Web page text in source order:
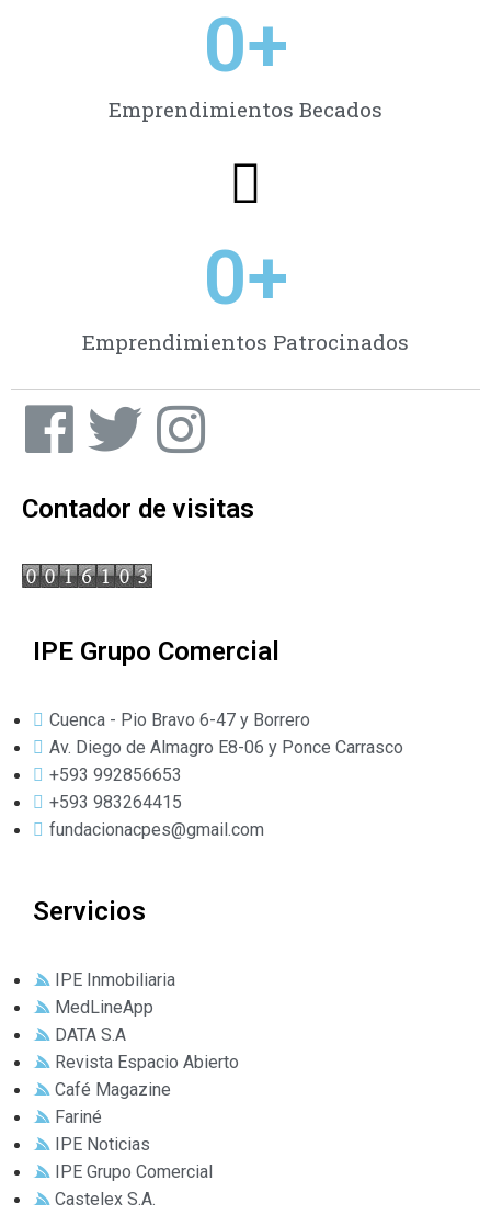
0+
Emprendimientos Becados
0+
Emprendimientos Patrocinados
Contador de visitas
IPE Grupo Comercial
Cuenca - Pio Bravo 6-47 y Borrero
Av. Diego de Almagro E8-06 y Ponce Carrasco
+593 992856653
+593 983264415
fundacionacpes@gmail.com
Servicios
IPE Inmobiliaria
MedLineApp
DATA S.A
Revista Espacio Abierto
Café Magazine
Fariné
IPE Noticias
IPE Grupo Comercial
Castelex S.A.